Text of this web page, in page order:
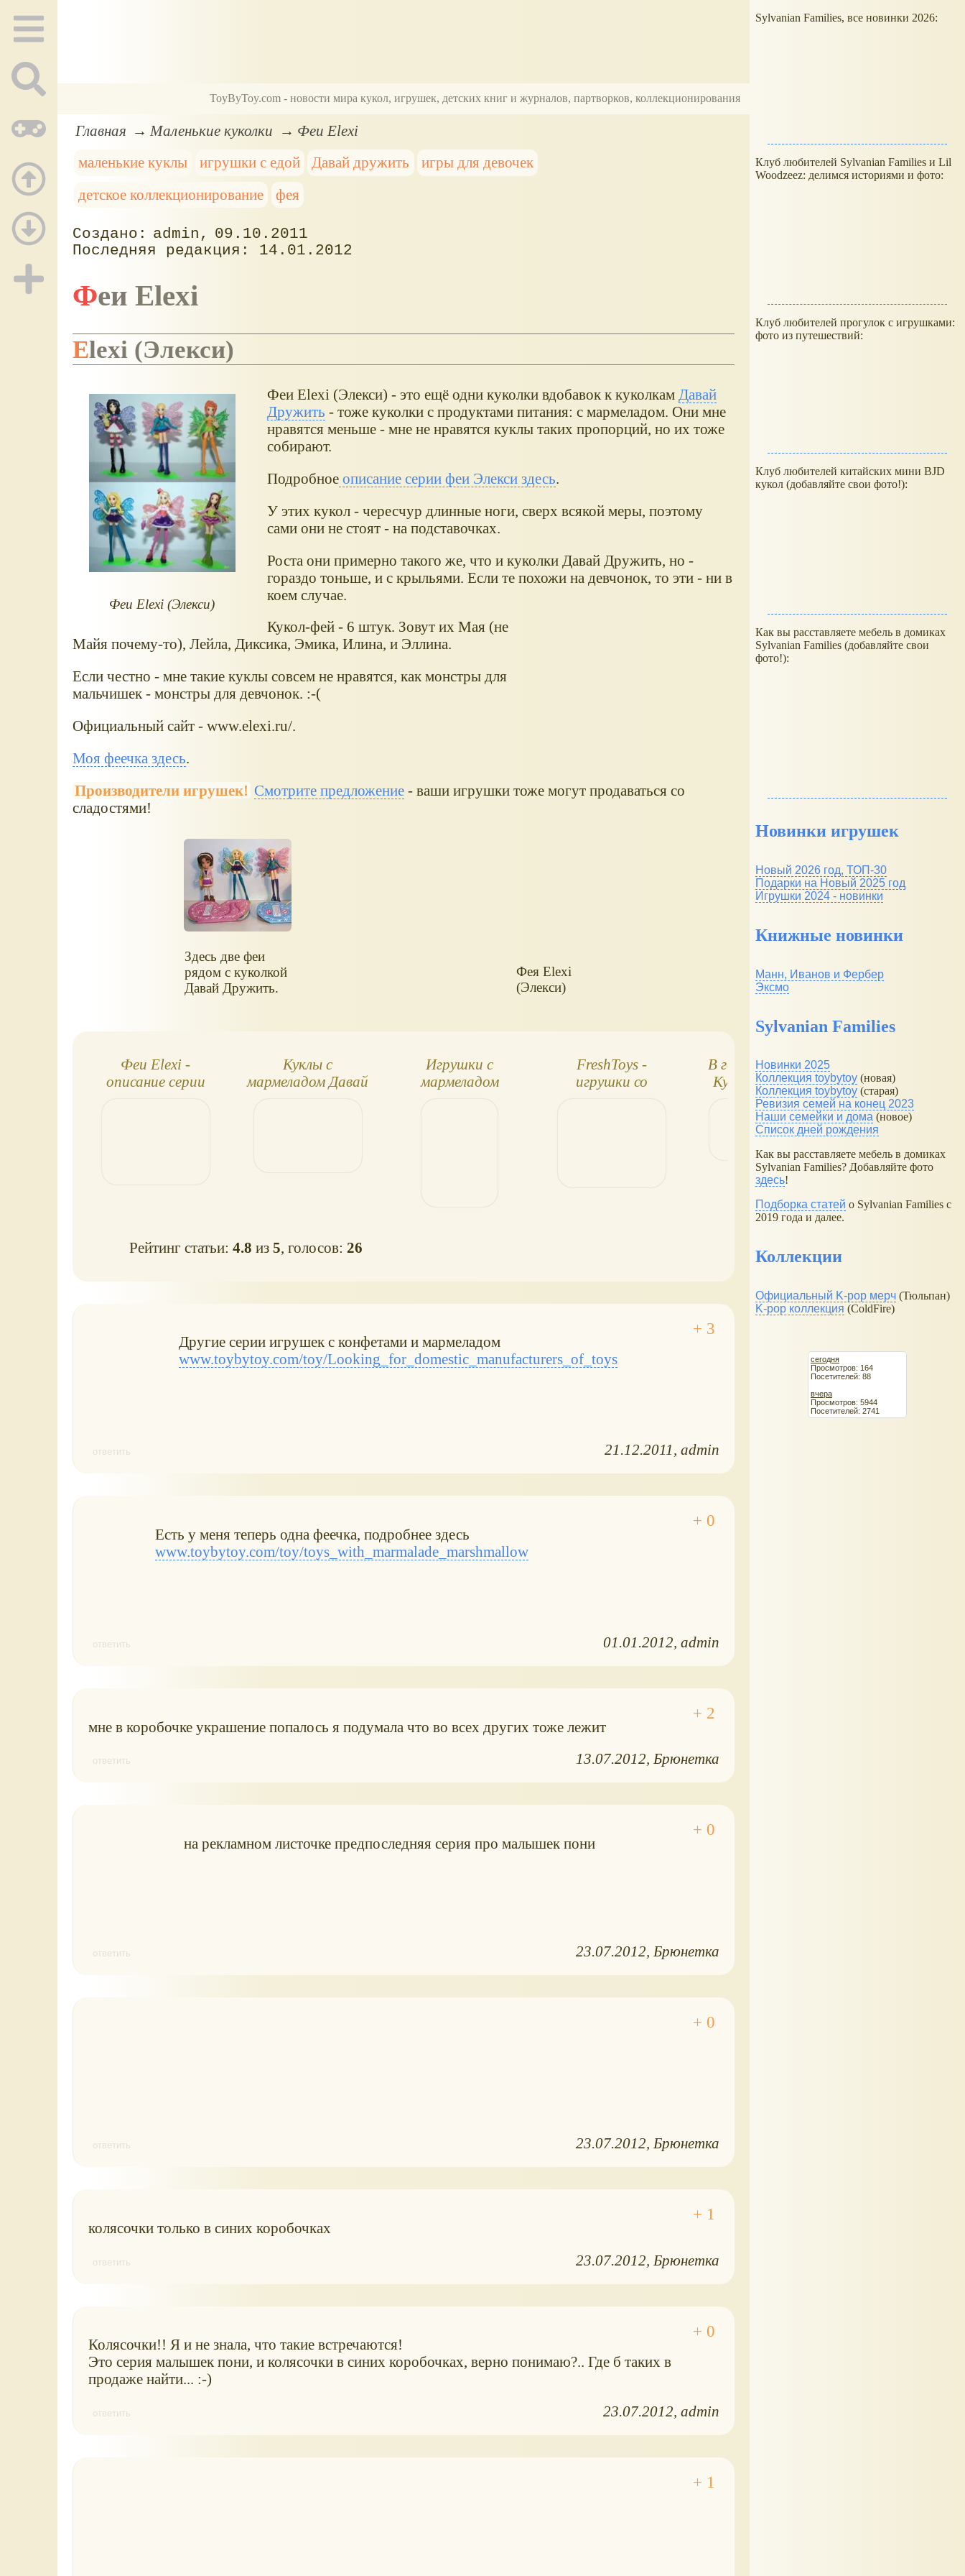
ToyByToy.com - новости мира кукол, игрушек, детских книг и журналов, партворков, коллекционирования
Главная Маленькие куколки
Феи Elexi
маленькие куклы
игрушки с едой Давай дружить
игры для девочек
детское коллекционирование
фея
admin
09.10.2011
14.01.2012
Феи Elexi
Elexi (Элекси)
Феи Elexi (Элекси)
Феи Elexi (Элекси) - это ещё одни куколки вдобавок к куколкам Давай
Дружить - тоже куколки с продуктами питания: с мармеладом. Они мне
нравятся меньше - мне не нравятся куклы таких пропорций, но их тоже
собирают.
Подробноеописание серии феи Элекси здесь.
У этих кукол - чересчур длинные ноги, сверх всякой меры, поэтому
сами они не стоят - на подставочках.
Роста они примерно такого же, что и куколки Давай Дружить, но -
гораздо тоньше, и с крыльями. Если те похожи на девчонок, то эти - ни в
коем случае.
Кукол-фей - 6 штук. Зовут их Мая (не
Майя почему-то), Лейла, Диксика, Эмика, Илина, и Эллина.
Если честно - мне такие куклы совсем не нравятся, как монстры для
мальчишек - монстры для девчонок. :-(
Официальный сайт - www.elexi.ru/.
Моя феечка здесь.
Производители игрушек! Смотрите предложение- ваши игрушки тоже могут продаваться со
сладостями!
Здесь две феи
рядом с куколкой
Давай Дружить.
Фея Elexi
(Элекси)
Феи Elexi -
описание серии
Куклы с
мармеладом Давай
Игрушки с
мармеладом
FreshToys -
игрушки со
В гостях у Кати.
Куколки "Давай
дружить" и мебель
для них!
"Младшая
сестрёнка"
Рейтинг статьи:4.8 из5, голосов:26
Другие серии игрушек с конфетами и мармеладом
www.toybytoy.com/toy/Looking_for_domestic_manufacturers_of_toys
ответить 21.12.2011 admin
Есть у меня теперь одна феечка, подробнее здесь
www.toybytoy.com/toy/toys_with_marmalade_marshmallow
ответить 01.01.2012 admin
мне в коробочке украшение попалось я подумала что во всех других тоже лежит
ответить 13.07.2012 Брюнетка
на рекламном листочке предпоследняя серия про малышек пони
ответить 23.07.2012 Брюнетка
ответить 23.07.2012 Брюнетка
колясочки только в синих коробочках
ответить 23.07.2012 Брюнетка
Колясочки!! Я и не знала, что такие встречаются!
Это серия малышек пони, и колясочки в синих коробочках, верно понимаю?.. Где б таких в
продаже найти... :-)
ответить 23.07.2012 admin
Sylvanian Families, все новинки 2026:
Клуб любителей Sylvanian Families и Lil
Woodzeez: делимся историями и фото:
Клуб любителей прогулок с игрушками:
фото из путешествий:
Клуб любителей китайских мини BJD
кукол (добавляйте свои фото!):
Как вы расставляете мебель в домиках
Sylvanian Families (добавляйте свои
фото!):
Новинки игрушек
Новый 2026 год, ТОП-30
Подарки на Новый 2025 год
Игрушки 2024 - новинки
Книжные новинки
Манн, Иванов и Фербер
Эксмо
Sylvanian Families
Новинки 2025
Коллекция toybytoy (новая)
Коллекция toybytoy (старая)
Ревизия семей на конец 2023
Наши семейки и дома (новое)
Список дней рождения
Как вы расставляете мебель в домиках
Sylvanian Families? Добавляйте фото
здесь!
Подборка статей о Sylvanian Families с
2019 года и далее.
Коллекции
Официальный K-pop мерч (Тюльпан)
K-pop коллекция (ColdFire)
сегодня
Просмотров: 164
Посетителей: 88
вчера
Просмотров: 5944
Посетителей: 2741